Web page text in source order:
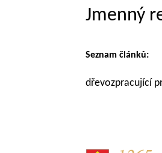
Jmenný
Seznam článků:
dřevozpracující